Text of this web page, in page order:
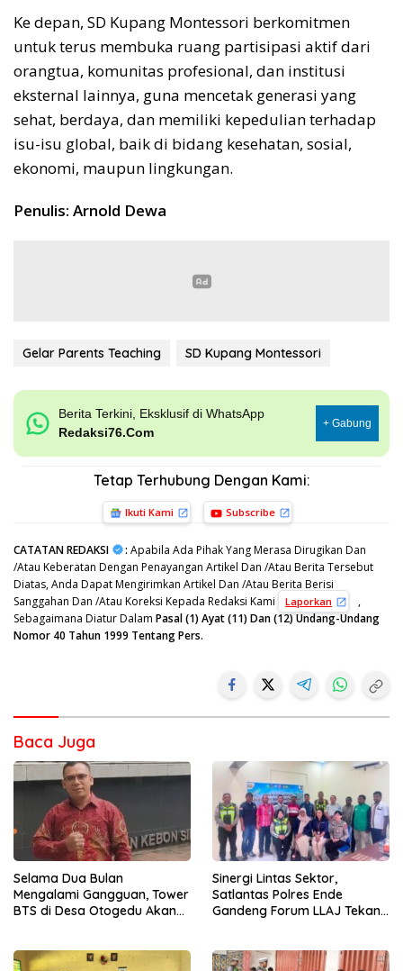
Ke depan, SD Kupang Montessori berkomitmen
untuk terus membuka ruang partisipasi aktif dari
orangtua, komunitas profesional, dan institusi
eksternal lainnya, guna mencetak generasi yang
sehat, berdaya, dan memiliki kepedulian terhadap
isu-isu global, baik di bidang kesehatan, sosial,
ekonomi, maupun lingkungan.
Penulis: Arnold Dewa
Gelar Parents Teaching SD Kupang Montessori
Berita Terkini, Eksklusif di WhatsApp
Redaksi76.Com
+ Gabung
Tetap Terhubung Dengan Kami:
Ikuti Kami Subscribe
CATATAN REDAKSI : Apabila Ada Pihak Yang Merasa Dirugikan Dan
/Atau Keberatan Dengan Penayangan Artikel Dan /Atau Berita Tersebut
Diatas, Anda Dapat Mengirimkan Artikel Dan /Atau Berita Berisi
Sanggahan Dan /Atau Koreksi Kepada Redaksi Kami
Laporkan
,
Sebagaimana Diatur Dalam Pasal (1) Ayat (11) Dan (12) Undang-Undang
Nomor 40 Tahun 1999 Tentang Pers.
Baca Juga
Selama Dua Bulan
Mengalami Gangguan, Tower
BTS di Desa Otogedu Akan
Sinergi Lintas Sektor,
Satlantas Polres Ende
Gandeng Forum LLAJ Tekan